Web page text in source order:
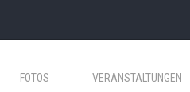
FOTOS VERANSTALTUNGEN